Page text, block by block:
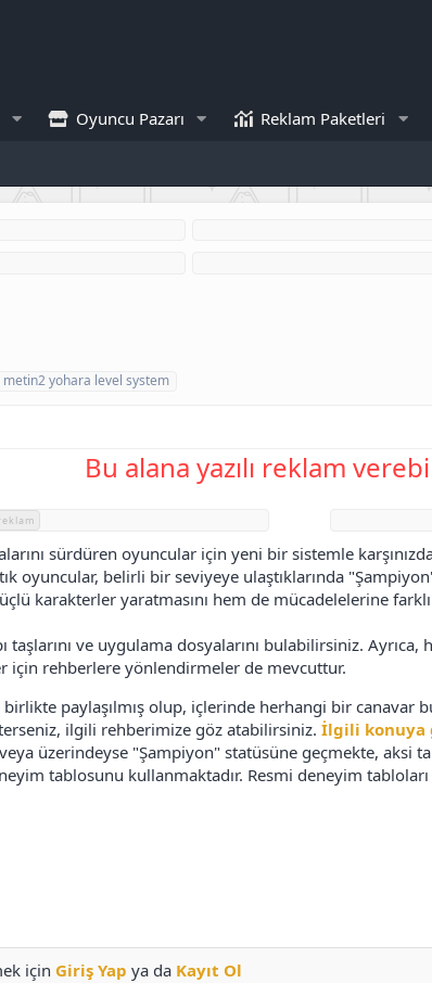
Oyuncu Pazarı Reklam Paketleri
metin2 yohara level system
Bu alana yazılı reklam
sürdüren oyuncular için yeni bir sistemle
oyuncular, belirli bir seviyeye ulaştıklarında
karakterler yaratmasını hem de mücadelelerine
taşlarını ve uygulama dosyalarını bulabilirsiniz.
için rehberlere yönlendirmeler de mevcuttur.
paylaşılmış olup, içlerinde herhangi bir canavar
ilgili rehberimize göz atabilirsiniz. İlgili konuya
üzerindeyse "Şampiyon" statüsüne geçmekte, aksi
tablosunu kullanmaktadır. Resmi deneyim
için Giriş Yap ya da Kayıt Ol